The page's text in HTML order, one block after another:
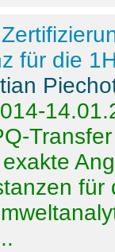
für die
Transfer